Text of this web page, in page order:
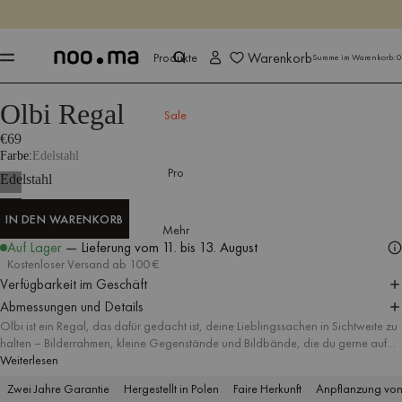
Jetzt shoppen
Produkte
Sale
Pro
Mehr
WarenkorbSumme im Warenkorb:0
Produkte Alle Accessoires Regale
Olbi Regal
€69
Farbe Edelstahl
Edelstahl
IN DEN WARENKORB
Auf Lager — Lieferung vom 11. bis 13. August
Kostenloser Versand ab 100 €
Verfügbarkeit im Geschäft
Abmessungen und Details
Olbi ist ein Regal, das dafür gedacht ist, deine Lieblingssachen in Sichtweite zu
halten – Bilderrahmen, kleine Gegenstände und Bildbände, die du gerne auf
der gewünschten Seite aufschlägst. Es besteht aus poliertem Edelstahl und
Hänge ein Regal als einzelnen Akzent auf oder kombiniere mehrere
Weiterlesen
Zwei Jahre Garantie
Hergestellt in Polen Faire Herkunft Anpflanzung